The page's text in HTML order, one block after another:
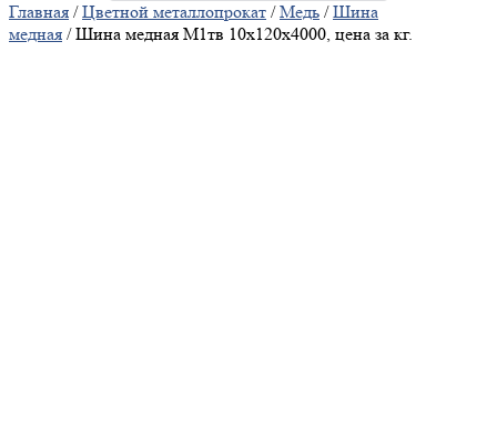
Главная /Цветной металлопрокат /Медь /Шина
медная / Шина медная М1тв 10х120х4000, цена за кг.